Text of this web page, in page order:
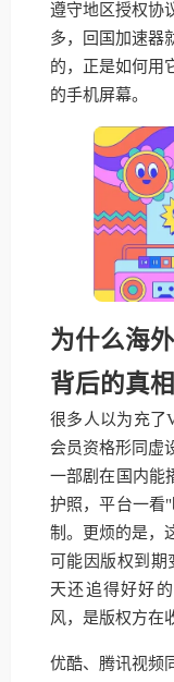
遵守地区授权协
多，回国加速器
的，正是如何用
的手机屏幕。
为什么海
背后的真相
很多人以为充了
会员资格形同虚
一部剧在国内能
护照，平台一看
制。更烦的是，
可能因版权到期
天还追得好好
风，是版权方在
优酷、腾讯视频